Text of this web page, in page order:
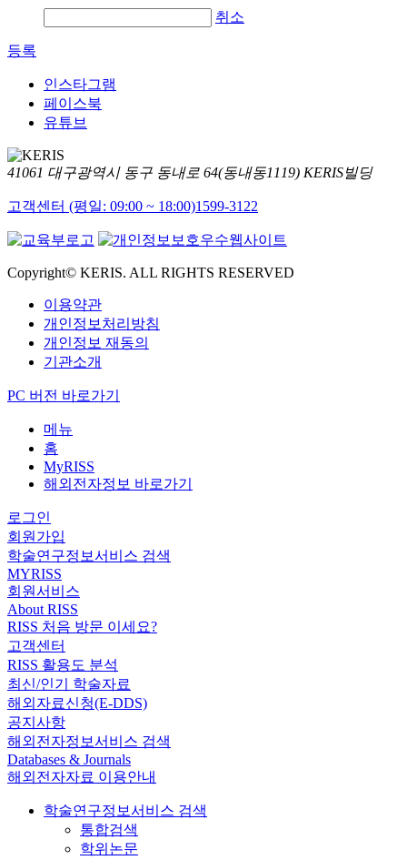
취소
등록
인스타그램
페이스북
유튜브
41061 대구광역시 동구 동내로 64(동내동1119) KERIS빌딩
고객센터 (평일: 09:00 ~ 18:00)1599-3122
Copyright© KERIS. ALL RIGHTS RESERVED
이용약관
개인정보처리방침
개인정보 재동의
기관소개
PC 버전 바로가기
메뉴
홈
MyRISS
해외전자정보 바로가기
로그인
회원가입
학술연구정보서비스 검색
MYRISS
회원서비스
About RISS
RISS 처음 방문 이세요?
고객센터
RISS 활용도 분석
최신/인기 학술자료
해외자료신청(E-DDS)
공지사항
해외전자정보서비스 검색
Databases & Journals
해외전자자료 이용안내
학술연구정보서비스 검색
통합검색
학위논문